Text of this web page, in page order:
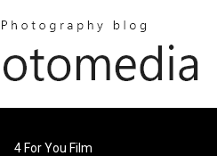
4 For You Film